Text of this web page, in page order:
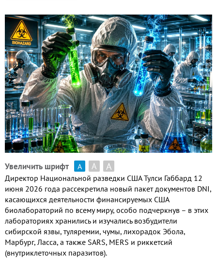
Увеличить шрифт А А А
Директор Национальной разведки США Тулси Габбард 12
июня 2026 года рассекретила новый пакет документов DNI,
касающихся деятельности финансируемых США
биолабораторий по всему миру, особо подчеркнув – в этих
лабораториях хранились и изучались возбудители
сибирской язвы, туляремии, чумы, лихорадок Эбола,
Марбург, Ласса, а также SARS, MERS и риккетсий
(внутриклеточных паразитов).